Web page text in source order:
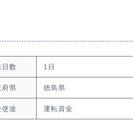
日数 1日
府県 徳島県
使途 運転資金